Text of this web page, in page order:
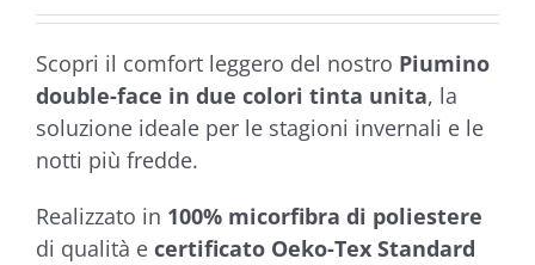
€39,90
Scopri il comfort leggero del nostro Piumino
double-face in due colori tinta unita, la
soluzione ideale per le stagioni invernali e le
notti più fredde.
Realizzato in 100% micorfibra di poliestere
di qualità e certificato Oeko-Tex Standard